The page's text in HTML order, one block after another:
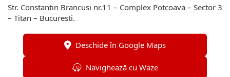
Str. Constantin Brancusi nr.11 – Complex Potcoava – Sector 3
– Titan – Bucuresti.
Deschide în Google Maps
Navighează cu Waze